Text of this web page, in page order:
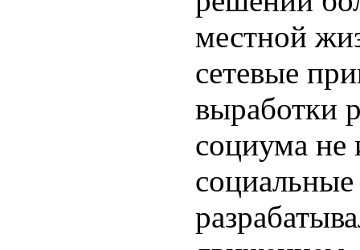
местной
сетевые
выработки
социума не
социальные